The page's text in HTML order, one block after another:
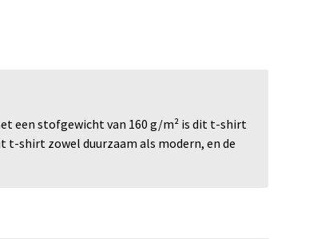
een stofgewicht van 160 g/m² is dit t-shirt
shirt zowel duurzaam als modern, en de